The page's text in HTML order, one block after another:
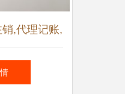
,代理记账,
证办理